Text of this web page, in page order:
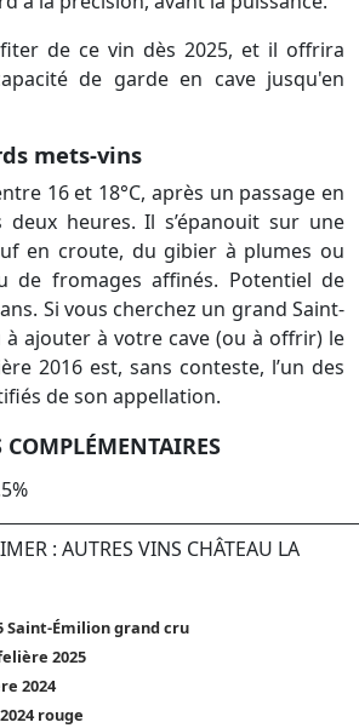
de ce vin dès 2025, et il offrira
de garde en cave jusqu'en
mets-vins
16 et 18°C, après un passage en
deux heures. Il s’épanouit sur une
en croute, du gibier à plumes ou
de fromages affinés. Potentiel de
Si vous cherchez un grand Saint-
à ajouter à votre cave (ou à offrir) le
2016 est, sans conteste, l’un des
de son appellation.
: AUTRES VINS CHÂTEAU LA
Saint-Émilion grand cru
2025
2024
rouge